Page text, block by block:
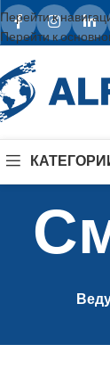
Перейти к
Перейти к